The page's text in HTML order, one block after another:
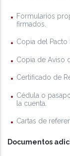
Formularios
firmados.
Copia del Pacto
Copia de Aviso
Certificado de
Cédula o
la cuenta.
Cartas de
Documentos